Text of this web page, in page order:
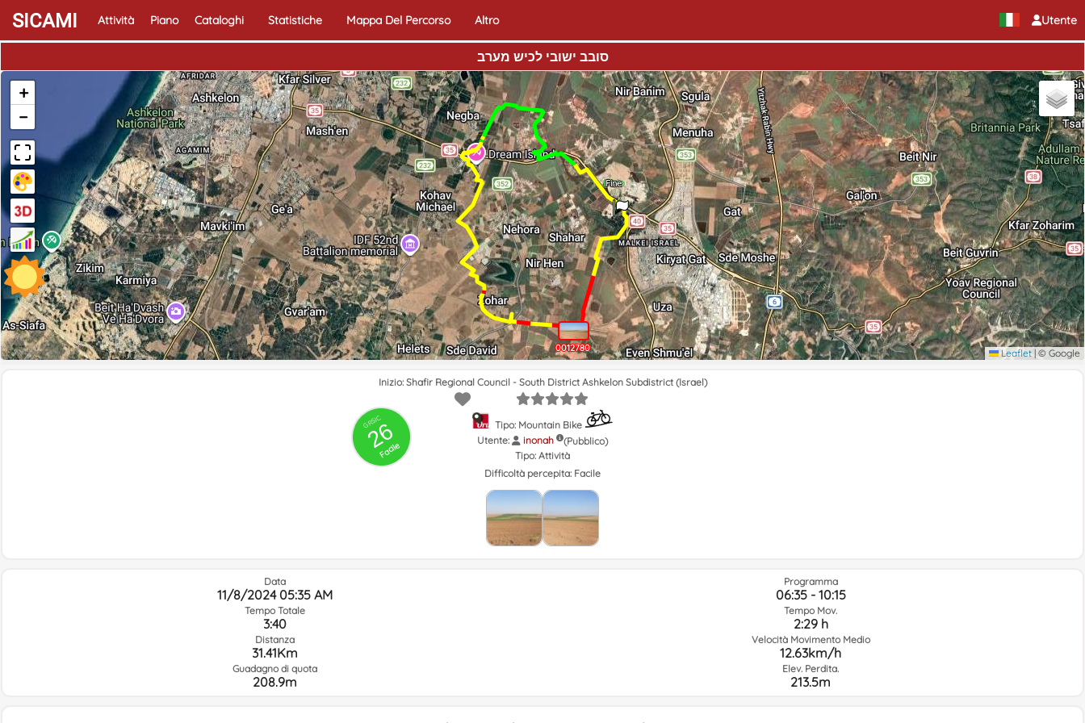
Utente
SICAMI Attività Piano Cataloghi Statistiche Mappa Del Percorso Altro
סובב ישובי לכיש מערב
Inizio
Fine
0012779
0012780
+
−
Leaflet | © Google
GRSIC
26
Facile
Inizio: Shafir Regional Council - South District Ashkelon Subdistrict (Israel)
Tipo: Mountain Bike
Utente:
inonah
(Pubblico)
Tipo: Attività
Difficoltà percepita: Facile
Data
11/8/2024 05:35 AM
Tempo Totale
3:40
Distanza
31.41Km
Guadagno di quota
208.9m
Programma
06:35 - 10:15
Tempo Mov.
2:29 h
Velocità Movimento Medio
12.63km/h
Elev. Perdita.
213.5m